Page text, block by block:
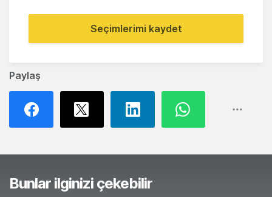
Paylaş
Seçimlerimi kaydet
Bunlar ilginizi çekebilir